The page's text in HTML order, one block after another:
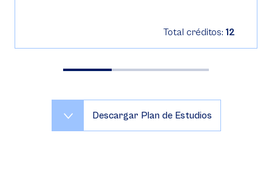
Total créditos: 12
Descargar Plan de Estudios